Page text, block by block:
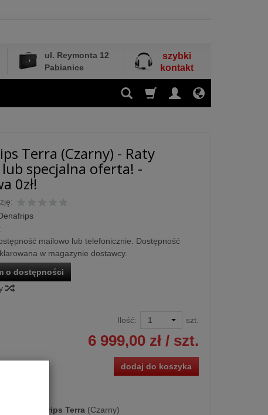
ul. Reymonta 12
Pabianice
szybki
kontakt
Terra (Czarny) - Raty
specjalna oferta! -
0zł!
mailowo lub telefonicznie. Dostępność
w magazynie dostawcy.
o dostępności
Ilość: szt.
6 999,00 zł/ szt.
dodaj do koszyka
Denafrips Terra (Czarny)